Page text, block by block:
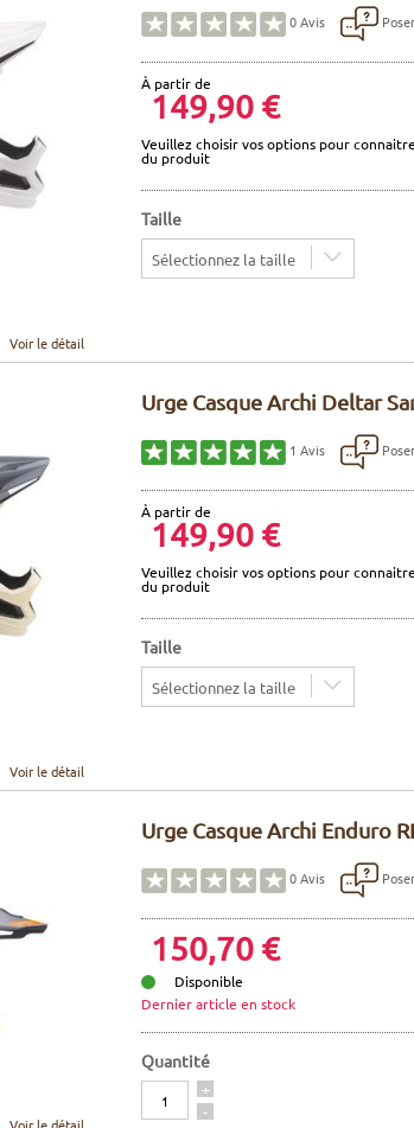
0Avis
Voir le détail
À partir de
149,90 €
Veuillez choisir vos options pour
du produit
Taille
Sélectionnez la taille
Urge Casque Archi Deltar
1 Avis
Voir le détail
À partir de
149,90 €
Veuillez choisir vos options pour
du produit
Taille
Sélectionnez la taille
Urge Casque Archi Enduro
0Avis
150,70 €
Disponible
Dernier article en stock
Quantité
Quantité
+
-